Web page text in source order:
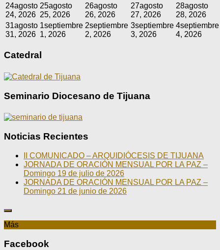
24agosto
24, 2026
25agosto
25, 2026
26agosto
26, 2026
27agosto
27, 2026
28agosto
28, 2026
31agosto
31, 2026
1septiembre
1, 2026
2septiembre
2, 2026
3septiembre
3, 2026
4septiembre
4, 2026
Catedral
Seminario Diocesano de Tijuana
Noticias Recientes
II COMUNICADO – ARQUIDIÓCESIS DE TIJUANA
JORNADA DE ORACIÓN MENSUAL POR LA PAZ –
Domingo 19 de julio de 2026
JORNADA DE ORACIÓN MENSUAL POR LA PAZ –
Domingo 21 de junio de 2026
Más
Facebook